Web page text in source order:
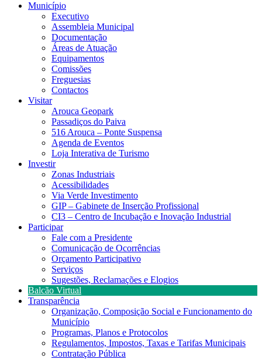
Município
Executivo
Assembleia Municipal
Documentação
Áreas de Atuação
Equipamentos
Comissões
Freguesias
Contactos
Visitar
Arouca Geopark
Passadiços do Paiva
516 Arouca – Ponte Suspensa
Agenda de Eventos
Loja Interativa de Turismo
Investir
Zonas Industriais
Acessibilidades
Via Verde Investimento
GIP – Gabinete de Inserção Profissional
CI3 – Centro de Incubação e Inovação Industrial
Participar
Fale com a Presidente
Comunicação de Ocorrências
Orçamento Participativo
Serviços
Sugestões, Reclamações e Elogios
Balcão Virtual
Transparência
Organização, Composição Social e Funcionamento do
Município
Programas, Planos e Protocolos
Regulamentos, Impostos, Taxas e Tarifas Municipais
Contratação Pública